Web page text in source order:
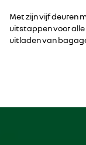
Met zijn vijf deuren
uitstappen voor alle
uitladen van